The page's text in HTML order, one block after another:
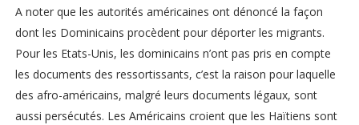
A noter que les autorités américaines ont dénoncé la façon
dont les Dominicains procèdent pour déporter les migrants.
Pour les Etats-Unis, les dominicains n’ont pas pris en compte
les documents des ressortissants, c’est la raison pour laquelle
des afro-américains, malgré leurs documents légaux, sont
aussi persécutés. Les Américains croient que les Haïtiens sont